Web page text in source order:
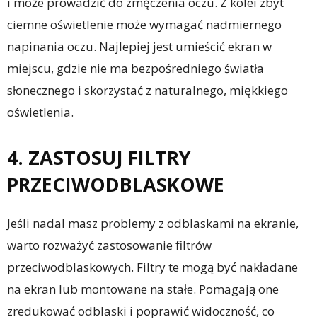
ciemne oświetlenie może wymagać nadmiernego
napinania oczu. Najlepiej jest umieścić ekran w
miejscu, gdzie nie ma bezpośredniego światła
słonecznego i skorzystać z naturalnego, miękkiego
oświetlenia.
4. ZASTOSUJ FILTRY
PRZECIWODBLASKOWE
Jeśli nadal masz problemy z odblaskami na ekranie,
warto rozważyć zastosowanie filtrów
przeciwodblaskowych. Filtry te mogą być nakładane
na ekran lub montowane na stałe. Pomagają one
zredukować odblaski i poprawić widoczność, co